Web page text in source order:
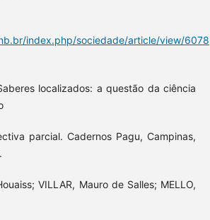
index.php/sociedade/article/view/6078
localizados: a questão da ciência
parcial. Cadernos Pagu, Campinas,
VILLAR, Mauro de Salles; MELLO,